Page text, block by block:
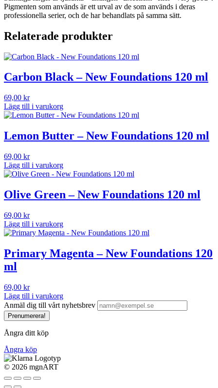
Pigmenten som används är ett urval av de som används i deras
professionella serier, och de har behandlats på samma sätt.
Relaterade produkter
Carbon Black – New Foundations 120 ml
69,00 kr
Lägg till i varukorg
Lemon Butter – New Foundations 120 ml
69,00 kr
Lägg till i varukorg
Olive Green – New Foundations 120 ml
69,00 kr
Lägg till i varukorg
Primary Magenta – New Foundations 120
ml
69,00 kr
Lägg till i varukorg
Anmäl dig till vårt nyhetsbrev
Prenumerera!
Ångra ditt köp
Ångra köp
© 2026 mgnART